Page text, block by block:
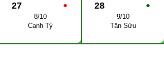
●
27
8/10
Canh Tý
●
28
9/10
Tân Sửu